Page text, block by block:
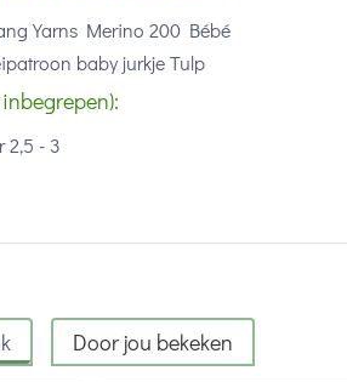
Yarns Merino 200 Bébé
baby jurkje Tulp
2,5 - 3
Door jou bekeken